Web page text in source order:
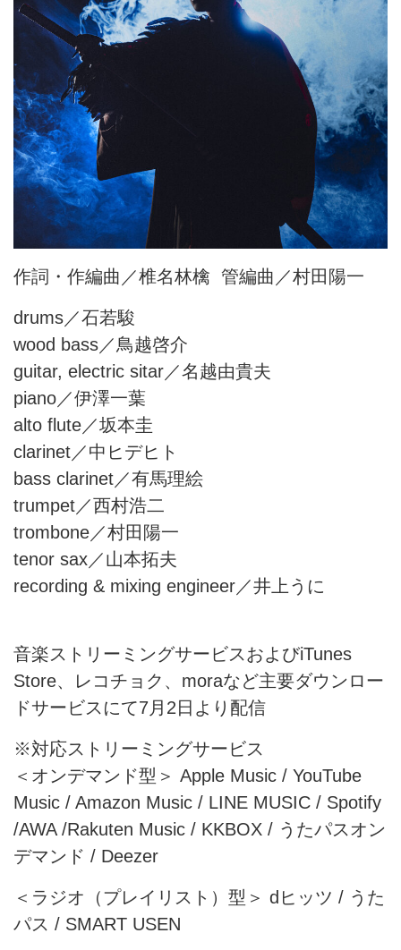
作詞・作編曲／椎名林檎 管編曲／村田陽一
drums／石若駿
wood bass／鳥越啓介
guitar, electric sitar／名越由貴夫
piano／伊澤一葉
alto flute／坂本圭
clarinet／中ヒデヒト
bass clarinet／有馬理絵
trumpet／西村浩二
trombone／村田陽一
tenor sax／山本拓夫
recording & mixing engineer／井上うに
音楽ストリーミングサービスおよびiTunes
Store、レコチョク、moraなど主要ダウンロー
ドサービスにて7月2日より配信
※対応ストリーミングサービス
＜オンデマンド型＞ Apple Music / YouTube
Music / Amazon Music / LINE MUSIC / Spotify
/AWA /Rakuten Music / KKBOX / うたパスオン
デマンド / Deezer
＜ラジオ（プレイリスト）型＞ dヒッツ / うた
パス / SMART USEN